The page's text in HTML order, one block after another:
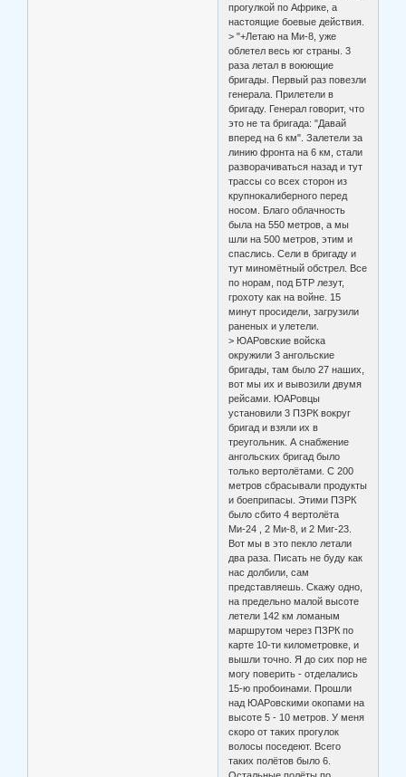
прогулкой по Африке, а
настоящие боевые действия.
> "+Летаю на Ми-8, уже
облетел весь юг страны. 3
раза летал в воюющие
бригады. Первый раз повезли
генерала. Прилетели в
бригаду. Генерал говорит, что
это не та бригада: "Давай
вперед на 6 км". Залетели за
линию фронта на 6 км, стали
разворачиваться назад и тут
трассы со всех сторон из
крупнокалиберного перед
носом. Благо облачность
была на 550 метров, а мы
шли на 500 метров, этим и
спаслись. Сели в бригаду и
тут миномётный обстрел. Все
по норам, под БТР лезут,
грохоту как на войне. 15
минут просидели, загрузили
раненых и улетели.
> ЮАРовские войска
окружили 3 ангольские
бригады, там было 27 наших,
вот мы их и вывозили двумя
рейсами. ЮАРовцы
установили 3 ПЗРК вокруг
бригад и взяли их в
треугольник. А снабжение
ангольских бригад было
только вертолётами. С 200
метров сбрасывали продукты
и боеприпасы. Этими ПЗРК
было сбито 4 вертолёта
Ми-24 , 2 Ми-8, и 2 Миг-23.
Вот мы в это пекло летали
два раза. Писать не буду как
нас долбили, сам
представляешь. Скажу одно,
на предельно малой высоте
летели 142 км ломаным
маршрутом через ПЗРК по
карте 10-ти километровке, и
вышли точно. Я до сих пор не
могу поверить - отделались
15-ю пробоинами. Прошли
над ЮАРовскими окопами на
высоте 5 - 10 метров. У меня
скоро от таких прогулок
волосы поседеют. Всего
таких полётов было 6.